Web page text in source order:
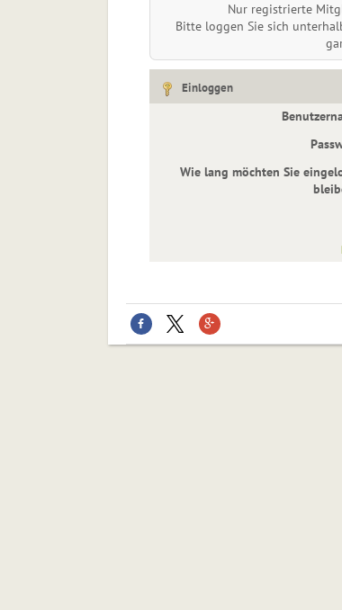
Nur registrierte
Bitte loggen Sie sich
Einloggen
Wie lang möchten Sie